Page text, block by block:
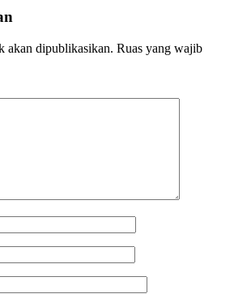
akan dipublikasikan. Ruas yang wajib